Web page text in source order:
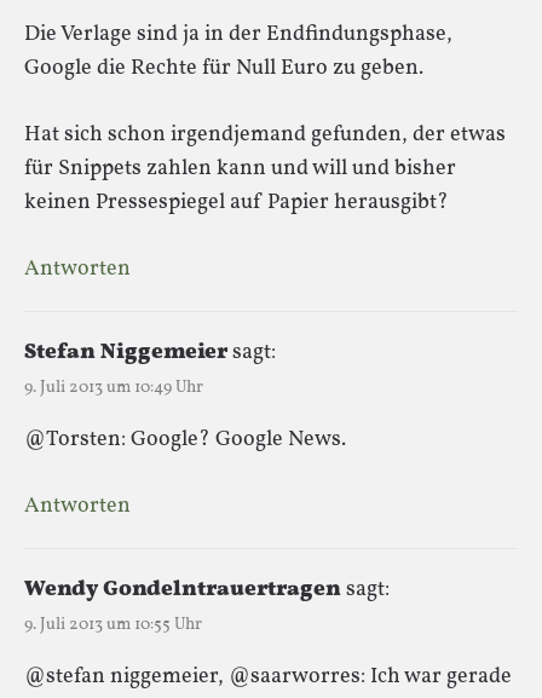
Die Verlage sind ja in der Endfindungsphase,
Google die Rechte für Null Euro zu geben.
Hat sich schon irgendjemand gefunden, der etwas
für Snippets zahlen kann und will und bisher
keinen Pressespiegel auf Papier herausgibt?
Antworten
Stefan Niggemeiersagt:
9. Juli 2013 um 10:49 Uhr
@Torsten: Google? Google News.
Antworten
Wendy Gondelntrauertragensagt:
9. Juli 2013 um 10:55 Uhr
@stefan niggemeier, @saarworres: Ich war gerade